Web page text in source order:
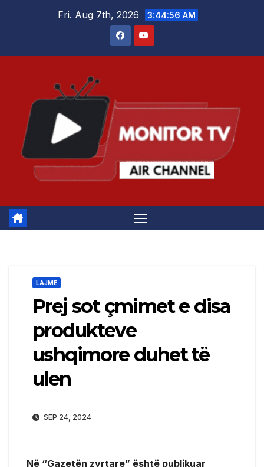
Fri. Aug 7th, 2026 3:44:56 AM
LAJME
Prej sot çmimet e disa
produkteve
ushqimore duhet të
ulen
SEP 24, 2024
Në “Gazetën zyrtare” është publikuar